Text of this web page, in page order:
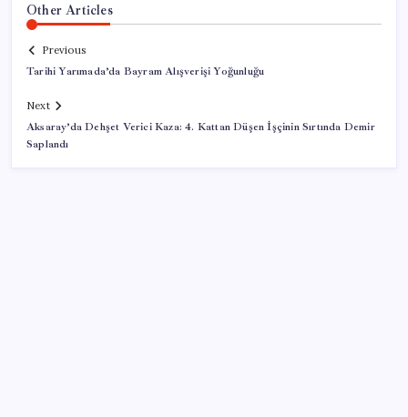
Other Articles
Previous
Tarihi Yarımada’da Bayram Alışverişi Yoğunluğu
Next
Aksaray’da Dehşet Verici Kaza: 4. Kattan Düşen İşçinin Sırtında Demir
Saplandı